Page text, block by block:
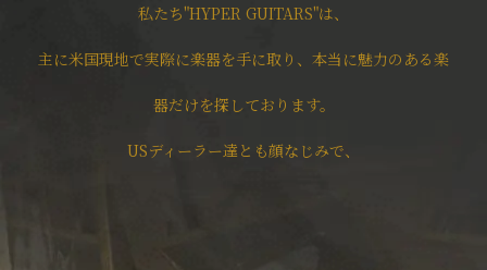
私たち"HYPER GUITARS"は、
主に米国現地で実際に楽器を手に取り、本当に魅力のある楽
器だけを探しております。
USディーラー達とも顔なじみで、